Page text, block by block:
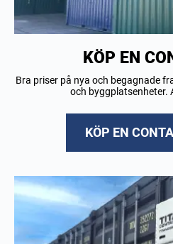
KÖP EN
Bra priser på nya och begagnade
och byggplatsenheter.
KÖP EN